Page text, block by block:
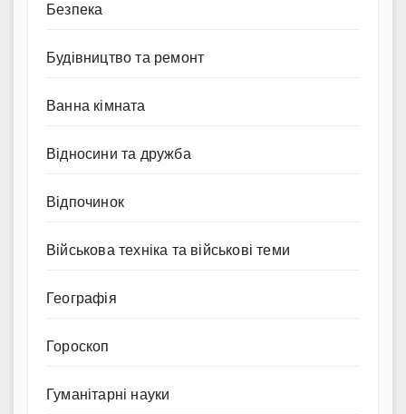
Безпека
Будівництво та ремонт
Ванна кімната
Відносини та дружба
Відпочинок
Військова техніка та військові теми
Географія
Гороскоп
Гуманітарні науки